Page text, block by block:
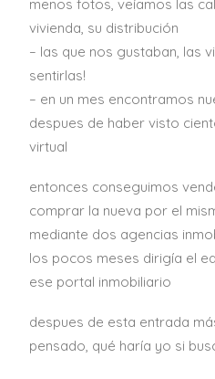
menos fotos, veíamos las
vivienda, su distribución
– las que nos gustaban, las
sentirlas!
– en un mes encontramos
despues de haber visto
virtual
entonces conseguimos
comprar la nueva por el
mediante dos agencias
los pocos meses dirigía el
ese portal inmobiliario
despues de esta entrada
pensado, qué haría yo si